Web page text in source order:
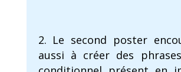
Le second poster
aussi à créer des